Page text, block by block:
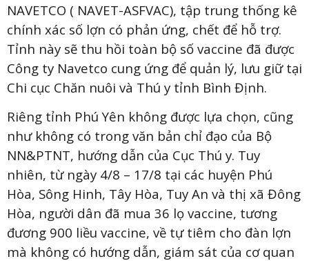
NAVETCO ( NAVET-ASFVAC), tập trung thống kê
chính xác số lợn có phản ứng, chết để hỗ trợ.
Tỉnh này sẽ thu hồi toàn bộ số vaccine đã được
Công ty Navetco cung ứng để quản lý, lưu giữ tại
Chi cục Chăn nuôi và Thú y tỉnh Bình Định.
Riêng tỉnh Phú Yên không được lựa chọn, cũng
như không có trong văn bản chỉ đạo của Bộ
NN&PTNT, hướng dẫn của Cục Thú y. Tuy
nhiên, từ ngày 4/8 – 17/8 tại các huyện Phú
Hòa, Sông Hinh, Tây Hòa, Tuy An và thị xã Đông
Hòa, người dân đã mua 36 lọ vaccine, tương
đương 900 liều vaccine, về tự tiêm cho đàn lợn
mà không có hướng dẫn, giám sát của cơ quan